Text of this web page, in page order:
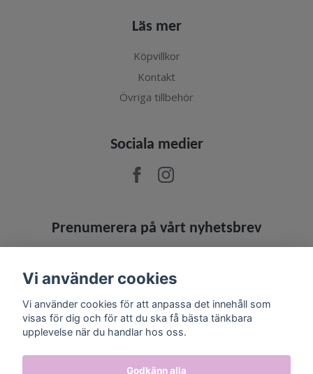
Läs mer
Köpvillkor
Kontakt
Övriga tillbehör
Sociala medier
Prenumerera på vårt nyhetsbrev
Vi använder cookies
Vi använder cookies för att anpassa det innehåll som
visas för dig och för att du ska få bästa tänkbara
upplevelse när du handlar hos oss.
Godkänn alla